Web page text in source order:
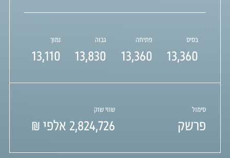
בסיס
13,360
פתיחה
13,360
גבוה
13,830
נמוך
13,110
סימול
פרשק
שווי שוק
2,824,726 אלפי ₪